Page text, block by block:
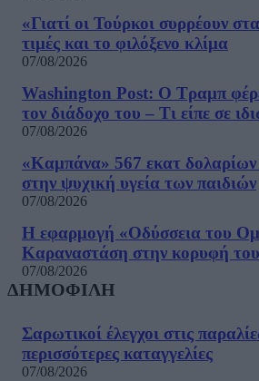
«Γιατί οι Τούρκοι συρρέουν
τιμές και το φιλόξενο κλίμα
07/08/2026
Washington Post: Ο Τραμπ
τον διάδοχο του – Τι είπε σε
07/08/2026
«Καμπάνα» 567 εκατ
στην ψυχική υγεία των παιδιών
07/08/2026
Η εφαρμογή «Οδύσσεια του
Καραναστάση στην κορυφή
07/08/2026
ΔΗΜΟΦΙΛΗ
Σαρωτικοί έλεγχοι στις
περισσότερες καταγγελίες
07/08/2026